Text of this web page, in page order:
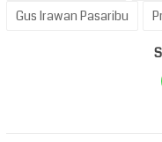
Gus Irawan Pasaribu